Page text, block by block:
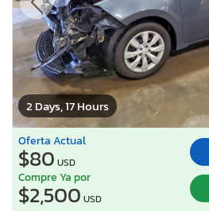
2 Days, 17 Hours
Oferta Actual
$80 USD
Compre Ya por
$2,500 USD